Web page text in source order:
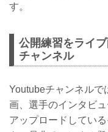
す。
公開練習をライ
チャンネル
Youtubeチャンネルで
画、選手のインタビ
アップロードしてい